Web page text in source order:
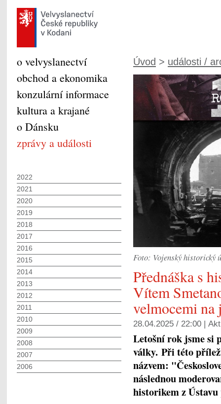
Úvod > události /
Foto: Vojenský historický
Přednáška s
Vítem
velmocemi na
28.04.2025 / 22:00 |
Letošní rok jsme si
války. Při této
názvem:
následnou
historikem z
o velvyslanectví
obchod a ekonomika
konzulární informace
kultura a krajané
o Dánsku
zprávy a události
2022
2021
2020
2019
2018
2017
2016
2015
2014
2013
2012
2011
2010
2009
2008
2007
2006